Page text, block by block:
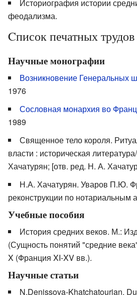
Историография истории
феодализма.
Cписок печатных трудов
Научные монографии
Возникновение Генеральных
1976
Сословная монархия во
1989
Священное тело короля.
власти : историческая
Хачатурян; [отв. ред. Н. А.
Н.А. Хачатурян. Уваров П.Ю.
реконструкции по нотариальным
Учебные пособия
История средних веков. М.:
(Сущность понятий "средние
X (Франция XI-XV вв.).
Научные статьи
N.Denissova-Khatchatourian.